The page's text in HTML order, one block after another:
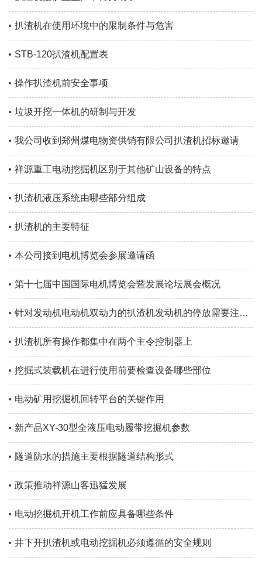
扒渣机在使用环境中的限制条件与危害
STB-120扒渣机配置表
操作扒渣机前安全事项
垃圾开挖一体机的研制与开发
我公司收到郑州煤电物资供销有限公司扒渣机招标邀请
祥源重工电动挖掘机区别于其他矿山设备的特点
扒渣机液压系统由哪些部分组成
扒渣机的主要特征
本公司接到电机博览会参展邀请函
第十七届中国国际电机博览会暨发展论坛展会概况
针对发动机电动机双动力的扒渣机发动机的停放需要注意哪些
扒渣机所有操作都集中在两个主令控制器上
挖掘式装载机在进行使用前要检查设备哪些部位
电动矿用挖掘机回转平台的关键作用
新产品XY-30型全液压电动履带挖掘机参数
隧道防水的措施主要根据隧道结构形式
政策推动祥源山客迅猛发展
电动挖掘机开机工作前应具备哪些条件
井下开扒渣机或电动挖掘机必须遵循的安全规则